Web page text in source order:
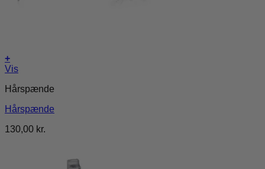
+
Vis
Hårspænde
Hårspænde
130,00 kr.